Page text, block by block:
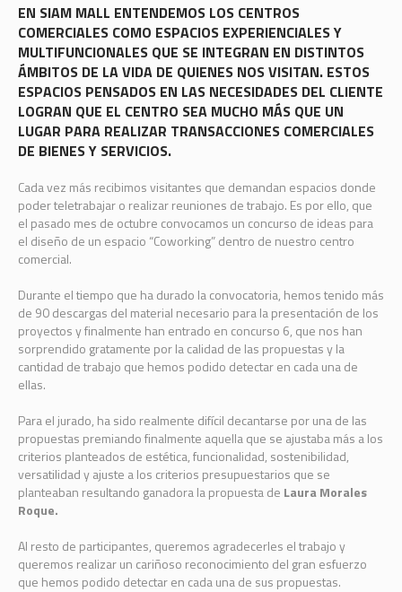
EN SIAM MALL ENTENDEMOS LOS CENTROS
COMERCIALES COMO ESPACIOS EXPERIENCIALES Y
MULTIFUNCIONALES QUE SE INTEGRAN EN DISTINTOS
ÁMBITOS DE LA VIDA DE QUIENES NOS VISITAN. ESTOS
ESPACIOS PENSADOS EN LAS NECESIDADES DEL CLIENTE
LOGRAN QUE EL CENTRO SEA MUCHO MÁS QUE UN
LUGAR PARA REALIZAR TRANSACCIONES COMERCIALES
DE BIENES Y SERVICIOS.
Cada vez más recibimos visitantes que demandan espacios donde
poder teletrabajar o realizar reuniones de trabajo. Es por ello, que
el pasado mes de octubre convocamos un concurso de ideas para
el diseño de un espacio “Coworking” dentro de nuestro centro
comercial.
Durante el tiempo que ha durado la convocatoria, hemos tenido más
de 90 descargas del material necesario para la presentación de los
proyectos y finalmente han entrado en concurso 6, que nos han
sorprendido gratamente por la calidad de las propuestas y la
cantidad de trabajo que hemos podido detectar en cada una de
ellas.
Para el jurado, ha sido realmente difícil decantarse por una de las
propuestas premiando finalmente aquella que se ajustaba más a los
criterios planteados de estética, funcionalidad, sostenibilidad,
versatilidad y ajuste a los criterios presupuestarios que se
planteaban resultando ganadora la propuesta de Laura Morales
Roque.
Al resto de participantes, queremos agradecerles el trabajo y
queremos realizar un cariñoso reconocimiento del gran esfuerzo
que hemos podido detectar en cada una de sus propuestas.